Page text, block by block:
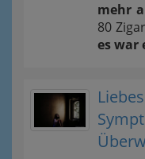
mehr
80
es war